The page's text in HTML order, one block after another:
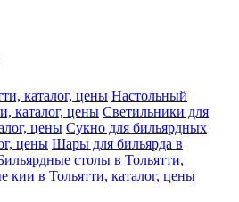
каталог, цены Настольный
каталог, цены Светильники для
цены Сукно для бильярдных
цены Шары для бильярда в
столы в Тольятти,
кии в Тольятти, каталог, цены